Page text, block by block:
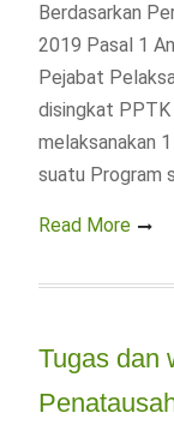
Berdasarkan
2019 Pasal 1
Pejabat
disingkat PPTK
melaksanakan
suatu Program
Read More
Tugas dan